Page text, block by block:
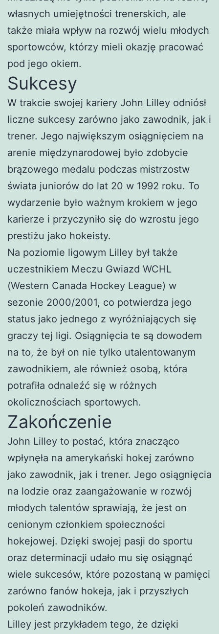
własnych umiejętności trenerskich, ale
także miała wpływ na rozwój wielu młodych
sportowców, którzy mieli okazję pracować
pod jego okiem.
Sukcesy
W trakcie swojej kariery John Lilley odniósł
liczne sukcesy zarówno jako zawodnik, jak i
trener. Jego największym osiągnięciem na
arenie międzynarodowej było zdobycie
brązowego medalu podczas mistrzostw
świata juniorów do lat 20 w 1992 roku. To
wydarzenie było ważnym krokiem w jego
karierze i przyczyniło się do wzrostu jego
prestiżu jako hokeisty.
Na poziomie ligowym Lilley był także
uczestnikiem Meczu Gwiazd WCHL
(Western Canada Hockey League) w
sezonie 2000/2001, co potwierdza jego
status jako jednego z wyróżniających się
graczy tej ligi. Osiągnięcia te są dowodem
na to, że był on nie tylko utalentowanym
zawodnikiem, ale również osobą, która
potrafiła odnaleźć się w różnych
okolicznościach sportowych.
Zakończenie
John Lilley to postać, która znacząco
wpłynęła na amerykański hokej zarówno
jako zawodnik, jak i trener. Jego osiągnięcia
na lodzie oraz zaangażowanie w rozwój
młodych talentów sprawiają, że jest on
cenionym członkiem społeczności
hokejowej. Dzięki swojej pasji do sportu
oraz determinacji udało mu się osiągnąć
wiele sukcesów, które pozostaną w pamięci
zarówno fanów hokeja, jak i przyszłych
pokoleń zawodników.
Lilley jest przykładem tego, że dzięki